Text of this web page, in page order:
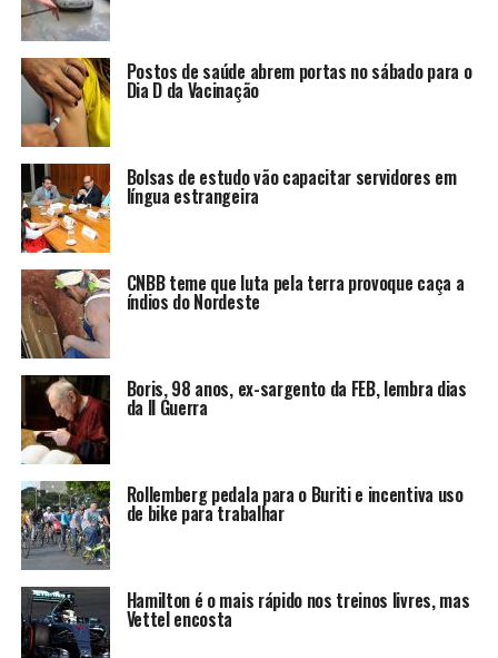
Postos de saúde abrem portas no sábado para o
Dia D da Vacinação
Bolsas de estudo vão capacitar servidores em
língua estrangeira
CNBB teme que luta pela terra provoque caça a
índios do Nordeste
Boris, 98 anos, ex-sargento da FEB, lembra dias
da II Guerra
Rollemberg pedala para o Buriti e incentiva uso
de bike para trabalhar
Hamilton é o mais rápido nos treinos livres, mas
Vettel encosta